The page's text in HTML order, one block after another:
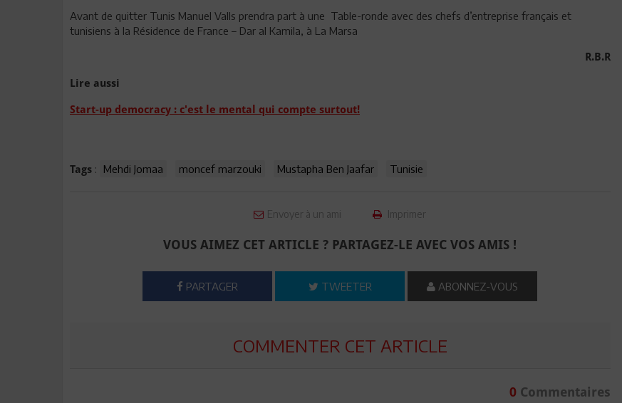
Avant de quitter Tunis Manuel Valls prendra part à une Table-ronde avec des chefs d’entreprise français et
tunisiens à la Résidence de France – Dar al Kamila, à La Marsa
R.B.R
Lire aussi
Start-up democracy : c'est le mental qui compte surtout!
Tags : Mehdi Jomaa moncef marzouki Mustapha Ben Jaafar Tunisie
Envoyer à un ami Imprimer
VOUS AIMEZ CET ARTICLE ? PARTAGEZ-LE AVEC VOS AMIS !
PARTAGER TWEETER ABONNEZ-VOUS
COMMENTER CET ARTICLE
0Commentaires